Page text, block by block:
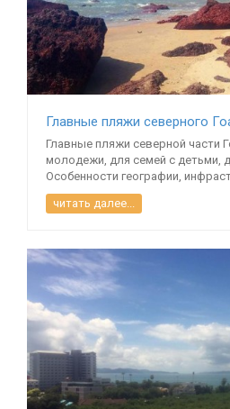
Главные пляжи северного
Главные пляжи северной части
молодежи, для семей с детьми,
Особенности географии,
читать далее...